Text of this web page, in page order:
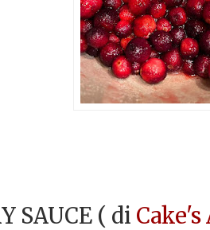
SAUCE ( di